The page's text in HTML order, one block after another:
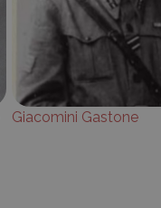
Giacomini Gastone